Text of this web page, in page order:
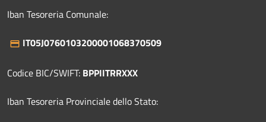
Iban Tesoreria Comunale:
IT05J0760103200001068370509
Codice BIC/SWIFT: BPPIITRRXXX
Iban Tesoreria Provinciale dello Stato: